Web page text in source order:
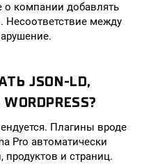
о компании добавлять
Несоответствие между
JSON-LD,
Плагины вроде
Pro автоматически
продуктов и страниц.